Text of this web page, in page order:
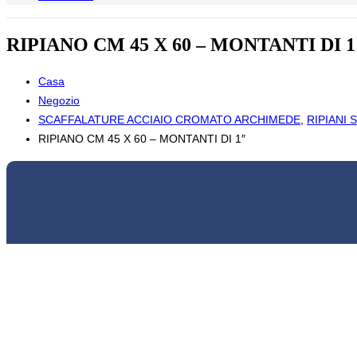
RIPIANO CM 45 X 60 – MONTANTI DI
Casa
Negozio
SCAFFALATURE ACCIAIO CROMATO ARCHIMEDE RIPIANI
RIPIANO CM 45 X 60 – MONTANTI DI 1″